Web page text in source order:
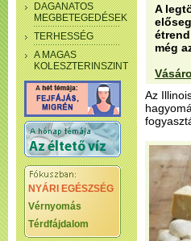
DAGANATOS
MEGBETEGEDÉSEK
TERHESSÉG
A MAGAS
KOLESZTERINSZINT
NYÁRI EGÉSZSÉG
Vérnyomás
Térdfájdalom
A
még
Az